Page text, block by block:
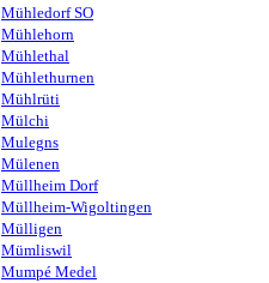
Mühledorf SO
Mühlehorn
Mühlethal
Mühlethurnen
Mühlrüti
Mülchi
Mulegns
Mülenen
Müllheim Dorf
Müllheim-Wigoltingen
Mülligen
Mümliswil
Mumpé Medel